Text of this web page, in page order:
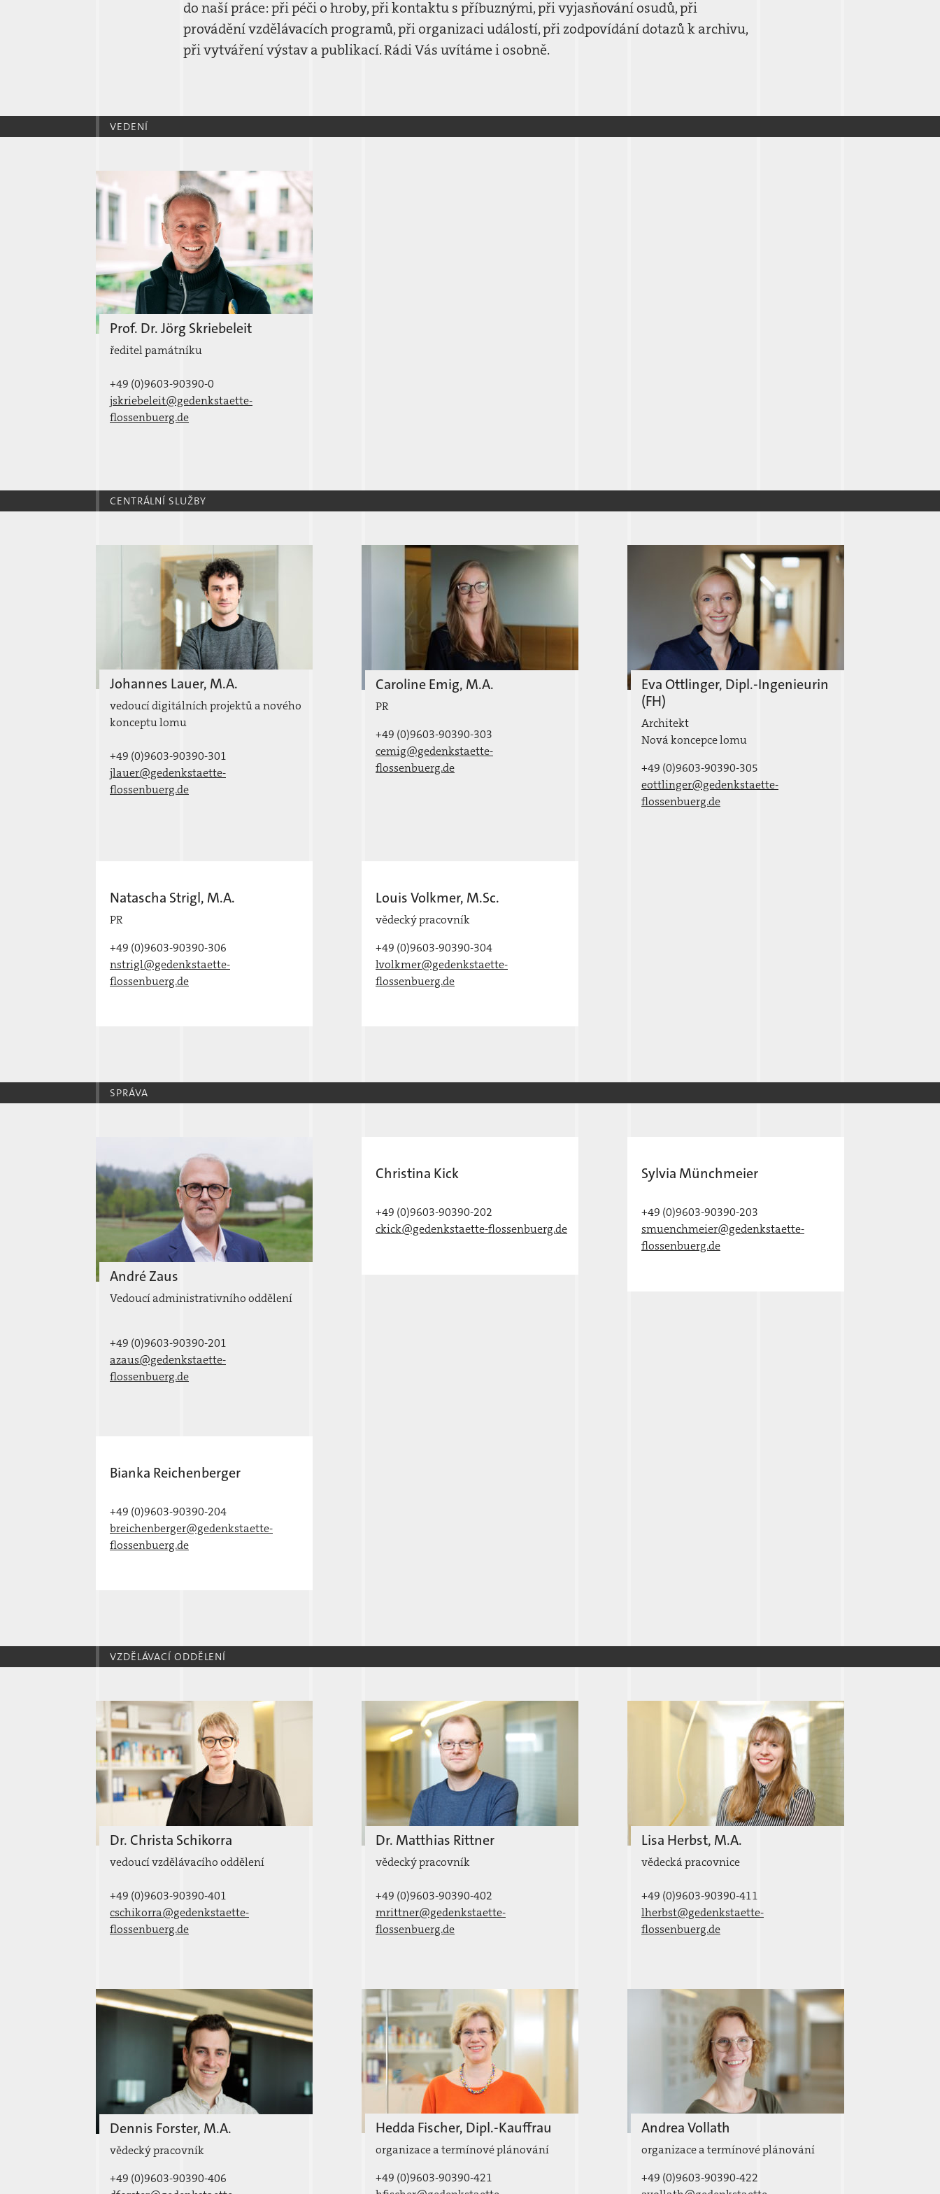
do naší práce: při péči o hroby, při kontaktu s příbuznými, při vyjasňování osudů, při
provádění vzdělávacích programů, při organizaci událostí, při zodpovídání dotazů k archivu,
při vytváření výstav a publikací. Rádi Vás uvítáme i osobně.
VEDENÍ
Prof. Dr. Jörg Skriebeleit
ředitel památníku
+49 (0)9603-90390-0
jskriebeleit@gedenkstaette-
flossenbuerg.de
CENTRÁLNÍ SLUŽBY
Johannes Lauer, M.A.
vedoucí digitálních projektů a nového
konceptu lomu
+49 (0)9603-90390-301
jlauer@gedenkstaette-
flossenbuerg.de
Caroline Emig, M.A.
PR
+49 (0)9603-90390-303
cemig@gedenkstaette-
flossenbuerg.de
Eva Ottlinger, Dipl.-Ingenieurin
(FH)
Architekt
Nová koncepce lomu
+49 (0)9603-90390-305
eottlinger@gedenkstaette-
flossenbuerg.de
Natascha Strigl, M.A.
PR
+49 (0)9603-90390-306
nstrigl@gedenkstaette-
flossenbuerg.de
Louis Volkmer, M.Sc.
vědecký pracovník
+49 (0)9603-90390-304
lvolkmer@gedenkstaette-
flossenbuerg.de
SPRÁVA
André Zaus
Vedoucí administrativního oddělení
+49 (0)9603-90390-201
azaus@gedenkstaette-
flossenbuerg.de
Christina Kick
+49 (0)9603-90390-202
ckick@gedenkstaette-flossenbuerg.de
Sylvia Münchmeier
+49 (0)9603-90390-203
smuenchmeier@gedenkstaette-
flossenbuerg.de
Bianka Reichenberger
+49 (0)9603-90390-204
breichenberger@gedenkstaette-
flossenbuerg.de
VZDĚLÁVACÍ ODDĚLENÍ
Dr. Christa Schikorra
vedoucí vzdělávacího oddělení
+49 (0)9603-90390-401
cschikorra@gedenkstaette-
flossenbuerg.de
Dr. Matthias Rittner
vědecký pracovník
+49 (0)9603-90390-402
mrittner@gedenkstaette-
flossenbuerg.de
Lisa Herbst, M.A.
vědecká pracovnice
+49 (0)9603-90390-411
lherbst@gedenkstaette-
flossenbuerg.de
Dennis Forster, M.A.
vědecký pracovník
+49 (0)9603-90390-406
Hedda Fischer, Dipl.-Kauffrau
organizace a termínové plánování
+49 (0)9603-90390-421
Andrea Vollath
organizace a termínové plánování
+49 (0)9603-90390-422